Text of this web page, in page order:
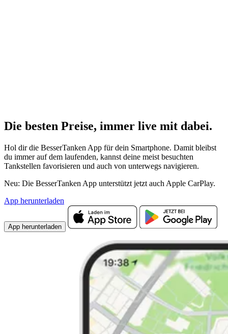
Die besten Preise, immer live mit dabei.
Hol dir die BesserTanken App für dein Smartphone. Damit bleibst
du immer auf dem laufenden, kannst deine meist besuchten
Tankstellen favorisieren und auch von unterwegs navigieren.
Neu: Die BesserTanken App unterstützt jetzt auch Apple CarPlay.
App herunterladen
App herunterladen